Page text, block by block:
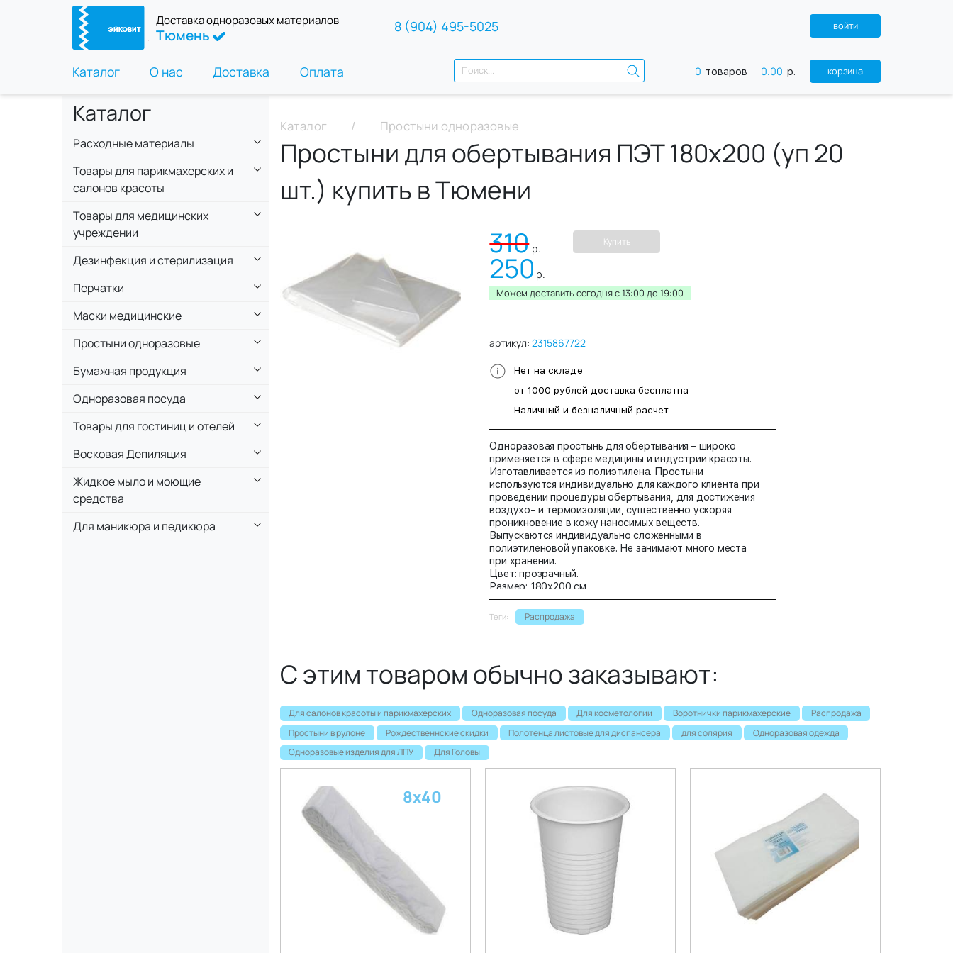
Доставка одноразовых материалов
Тюмень
войти
Каталог О нас Доставка Оплата
8 (904) 495-5025
0 товаров 0.00 р. корзина
Каталог
Расходные материалы
Товары для парикмахерских и
салонов красоты
Товары для медицинских
учреждении
Дезинфекция и стерилизация
Перчатки
Маски медицинские
Простыни одноразовые
Бумажная продукция
Одноразовая посуда
Товары для гостиниц и отелей
Восковая Депиляция
Жидкое мыло и моющие
средства
Для маникюра и педикюра
Каталог Простыни одноразовые
Простыни для обертывания ПЭТ 180х200 (уп 20
шт.) купить в Тюмени
Теги: Распродажа
артикул:2315867722
Нет на складе
от 1000 рублей доставка бесплатна
Наличный и безналичный расчет
Одноразовая простынь для обертывания – широко
применяется в сфере медицины и индустрии красоты.
Изготавливается из полиэтилена. Простыни
используются индивидуально для каждого клиента при
проведении процедуры обертывания, для достижения
воздухо- и термоизоляции, существенно ускоряя
проникновение в кожу наносимых веществ.
Выпускаются индивидуально сложенными в
полиэтиленовой упаковке. Не занимают много места
при хранении.
Цвет: прозрачный.
Размер: 180х200 см.
Упаковка: 20 штук.
310 р.
250 р.
Купить
Можем доставить сегодня c 13:00 до 19:00
С этим товаром обычно заказывают:
Для салонов красоты и парикмахерских Одноразовая посуда Для косметологии Воротнички парикмахерские
Распродажа
Простыни в рулоне
Рождественнские скидки Полотенца листовые для диспансера для солярия
Одноразовая одежда
Одноразовые изделия для ЛПУ
Для Головы
8х40